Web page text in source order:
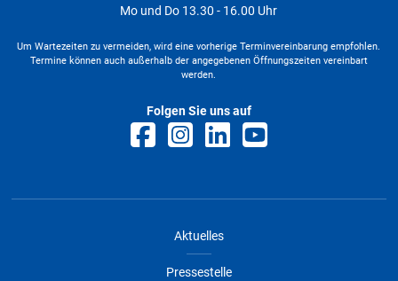
Mo und Do 13.30 - 16.00 Uhr
Um Wartezeiten zu vermeiden, wird eine vorherige Terminvereinbarung empfohlen.
Termine können auch außerhalb der angegebenen Öffnungszeiten vereinbart
werden.
Folgen Sie uns auf
Aktuelles
Pressestelle